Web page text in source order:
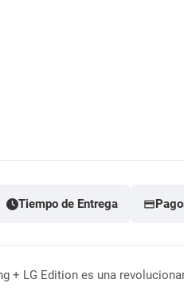
Tiempo de Entrega
+ LG Edition es una